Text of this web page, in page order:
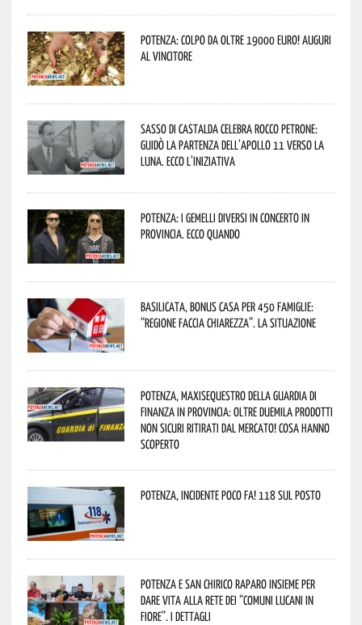
Potenza: colpo da oltre 19000 Euro! Auguri
al vincitore
Sasso di Castalda celebra Rocco Petrone:
guidò la partenza dell’Apollo 11 verso la
Luna. Ecco l’iniziativa
Potenza: i Gemelli DiVersi in concerto in
provincia. Ecco quando
Basilicata, Bonus casa per 450 famiglie:
“Regione faccia chiarezza”. La situazione
Potenza, maxisequestro della Guardia di
Finanza in provincia: oltre duemila prodotti
non sicuri ritirati dal mercato! Cosa hanno
scoperto
Potenza, incidente poco fa! 118 sul posto
Potenza e San Chirico Raparo insieme per
dare vita alla rete dei “Comuni Lucani in
Fiore”. I dettagli